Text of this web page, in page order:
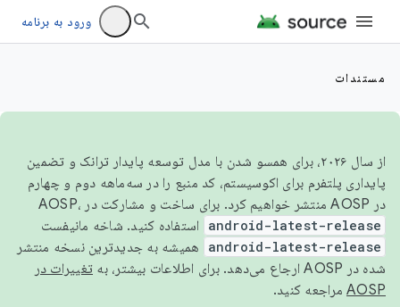
ورود به برنامه
مستندات
از سال ۲۰۲۶، برای همسو شدن با مدل توسعه پایدار ترانک و تضمین
پایداری پلتفرم برای اکوسیستم، کد منبع را در سه‌ماهه دوم و چهارم
در AOSP منتشر خواهیم کرد. برای ساخت و مشارکت در AOSP،
android-latest-release استفاده کنید. شاخه مانیفست
android-latest-release
همیشه به جدیدترین نسخه منتشر
شده در AOSP ارجاع می‌دهد. برای اطلاعات بیشتر، به
تغییرات در
AOSP مراجعه کنید.